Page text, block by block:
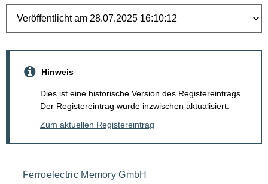
Hinweis
Dies ist eine historische Version des Registereintrags.
Der Registereintrag wurde inzwischen aktualisiert.
Zum aktuellen Registereintrag
Navigation
Ferroelectric Memory GmbH